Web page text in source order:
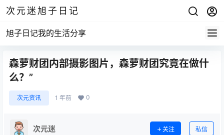
次元迷旭子日记
旭子日记我的生活分享
森萝财团内部摄影图片，森萝财团究竟在做什
么？”
次元资讯 1 年前 0
次元迷 关注 私信